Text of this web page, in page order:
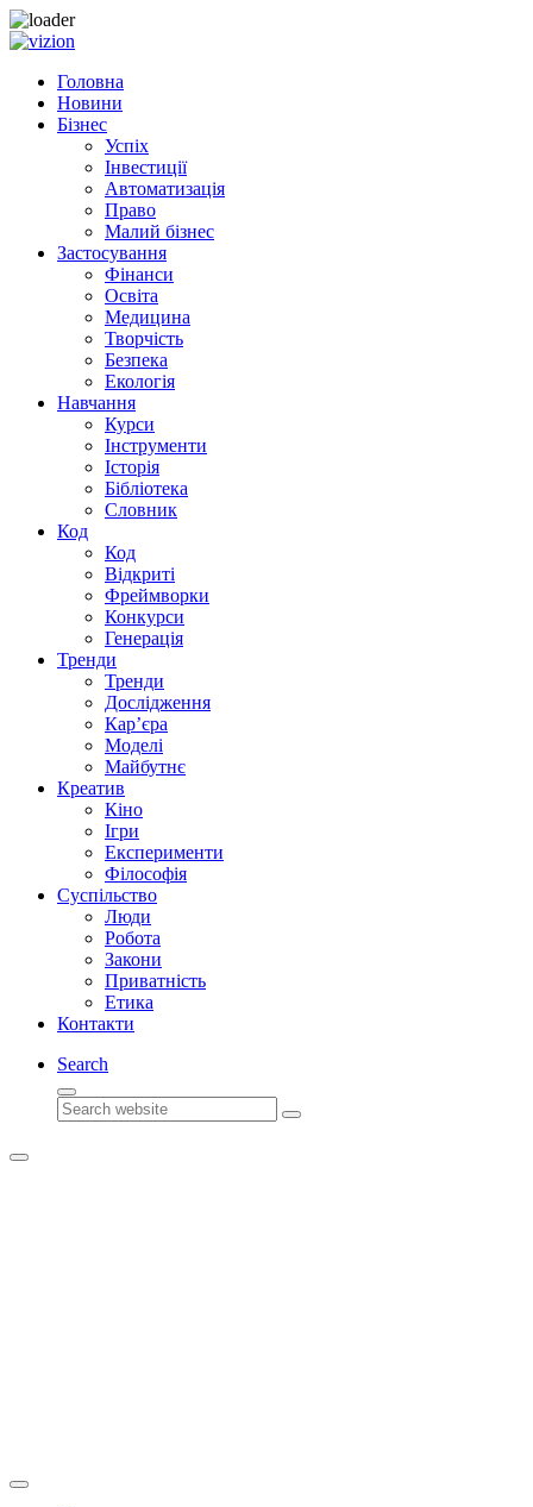
Skip to content
Головна
Новини
Бізнес
Успіх
Інвестиції
Автоматизація
Право
Малий бізнес
Застосування
Фінанси
Освіта
Медицина
Творчість
Безпека
Екологія
Навчання
Курси
Інструменти
Історія
Бібліотека
Словник
Код
Код
Відкриті
Фреймворки
Конкурси
Генерація
Тренди
Тренди
Дослідження
Кар’єра
Моделі
Майбутнє
Креатив
Кіно
Ігри
Експерименти
Філософія
Суспільство
Люди
Робота
Закони
Приватність
Етика
Контакти
Search
Search